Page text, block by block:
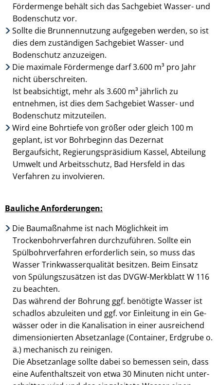
Fördermenge behält sich das Sachgebiet Wasser- und
Bodenschutz vor.
Sollte die Brunnennutzung aufgegeben werden, so ist
dies dem zuständigen Sachgebiet Wasser- und
Bodenschutz anzu­zeigen.
Die maximale Fördermenge darf 3.600 m³ pro Jahr
nicht überschreiten.
Ist beabsichtigt, mehr als 3.600 m³ jährlich zu
entnehmen, ist dies dem Sachgebiet Wasser- und
Bodenschutz mitzuteilen.
Wird eine Bohrtiefe von größer oder gleich 100 m
geplant, ist vor Bohrbeginn das Dezernat
Bergaufsicht, Regierungspräsidium Kassel, Abteilung
Umwelt und Arbeitsschutz, Bad Hersfeld in das
Verfahren zu involvieren.
Bauliche Anforderungen:
Die Baumaßnahme ist nach Möglichkeit im
Trockenbohrverfahren durchzuführen. Sollte ein
Spülbohr­ver­fahren erforderlich sein, so muss das
Wasser Trinkwasser­qualität besitzen. Beim Einsatz
von Spülungs­zu­sätzen ist das DVGW-Merkblatt W 116
zu beachten.
Das während der Bohrung ggf. benötigte Wasser ist
schadlos abzuleiten und ggf. vor Einleitung in ein Ge­
wässer oder in die Kanalisation in einer ausreichend
dimensionierten Absetz­anlage (Container, Erdgrube o.
ä.) mechanisch zu reinigen.
Die Absetzanlage sollte dabei so bemessen sein, dass
eine Aufenthaltszeit von etwa 30 Minuten nicht unter­